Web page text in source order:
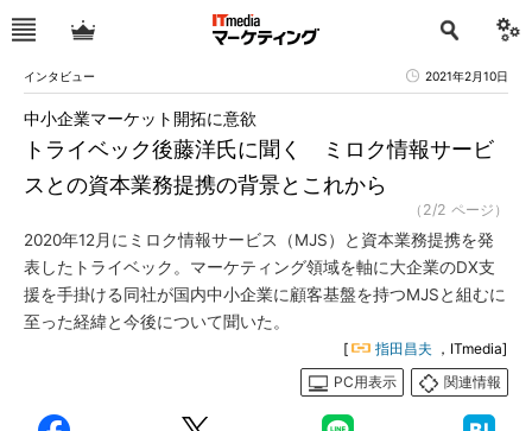
インタビュー 2021年2月10日
トライベック後藤洋氏に聞く ミロク情報サービ
スとの資本業務提携の背景とこれから
中小企業マーケット開拓に意欲
（2/2 ページ）
2020年12月にミロク情報サービス（MJS）と資本業務提携を発
表したトライベック。マーケティング領域を軸に大企業のDX支
援を手掛ける同社が国内中小企業に顧客基盤を持つMJSと組むに
至った経緯と今後について聞いた。
[ 指田昌夫 ，ITmedia]
PC用表示
関連情報